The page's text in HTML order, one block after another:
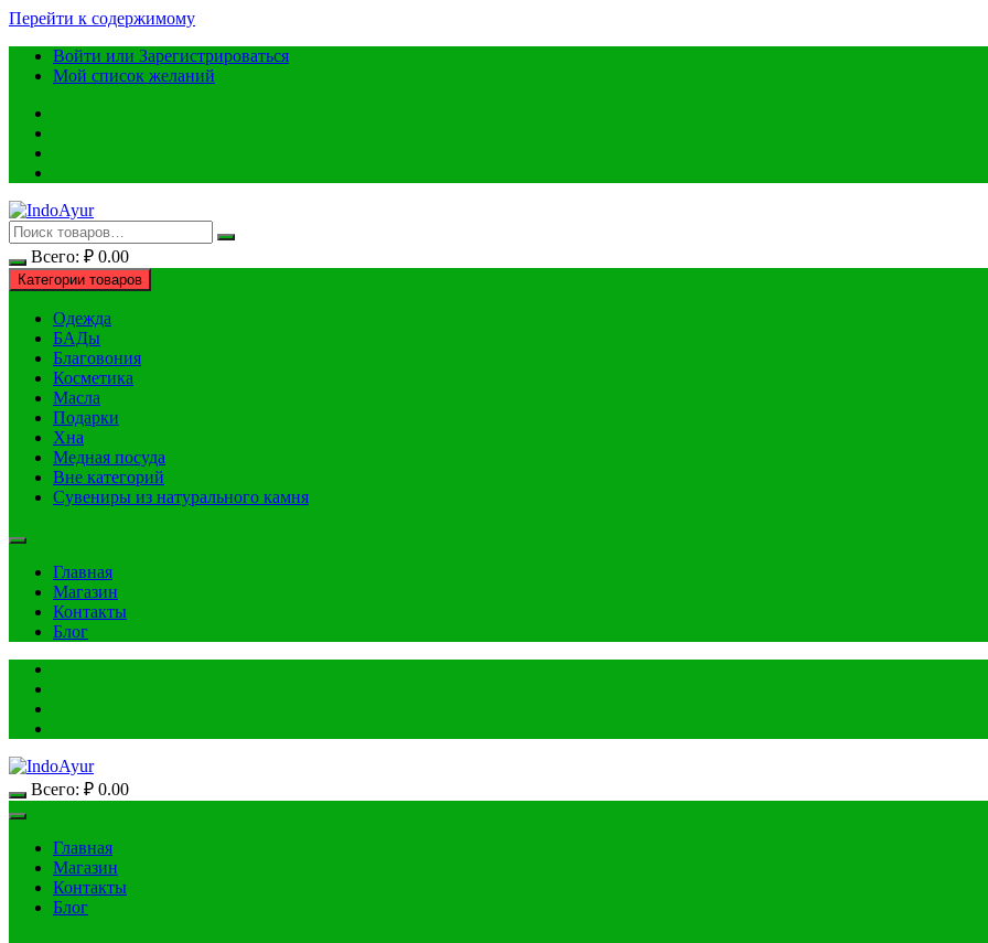
Перейти к содержимому
Войти или Зарегистрироваться
Мой список желаний
Всего: ₽ 0.00
Категории товаров
Одежда
БАДы
Благовония
Косметика
Масла
Подарки
Хна
Медная посуда
Вне категорий
Сувениры из натурального камня
Главная
Магазин
Контакты
Блог
Всего: ₽ 0.00
Главная
Магазин
Контакты
Блог